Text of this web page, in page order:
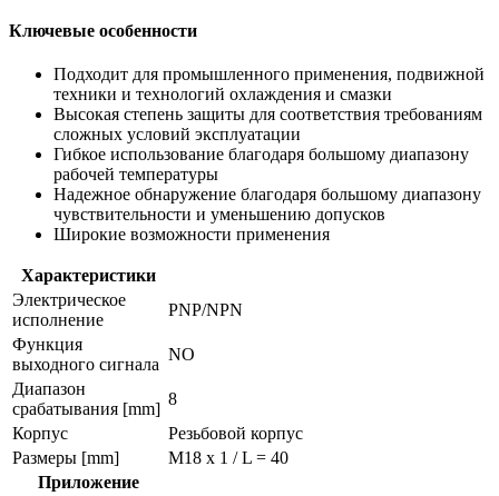
Ключевые особенности
Подходит для промышленного применения, подвижной
техники и технологий охлаждения и смазки
Высокая степень защиты для соответствия требованиям
сложных условий эксплуатации
Гибкое использование благодаря большому диапазону
рабочей температуры
Надежное обнаружение благодаря большому диапазону
чувствительности и уменьшению допусков
Широкие возможности применения
Характеристики
Электрическое
исполнение
PNP/NPN
Функция
выходного сигнала
NO
Диапазон
срабатывания [mm]
8
Корпус
Резьбовой корпус
Размеры [mm]
M18 x 1 / L = 40
Приложение